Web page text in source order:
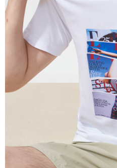
每筆NT$60，滿NT$1,500(含以上)
宅配(本島)
每筆NT$90，滿NT$1,500(含以上
每筆NT$225，滿NT$1,500(含以